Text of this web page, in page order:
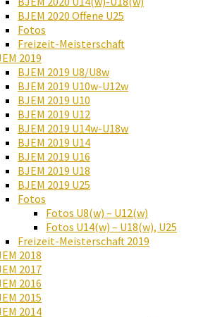
BJEM 2020 Offene U25
Fotos
Freizeit-Meisterschaft
2019
BJEM 2019 U8/U8w
BJEM 2019 U10w-U12w
BJEM 2019 U10
BJEM 2019 U12
BJEM 2019 U14w-U18w
BJEM 2019 U14
BJEM 2019 U16
BJEM 2019 U18
BJEM 2019 U25
Fotos
Fotos U8(w) – U12(w)
Fotos U14(w) – U18(w), U25
Freizeit-Meisterschaft 2019
2018
2017
2016
2015
2014